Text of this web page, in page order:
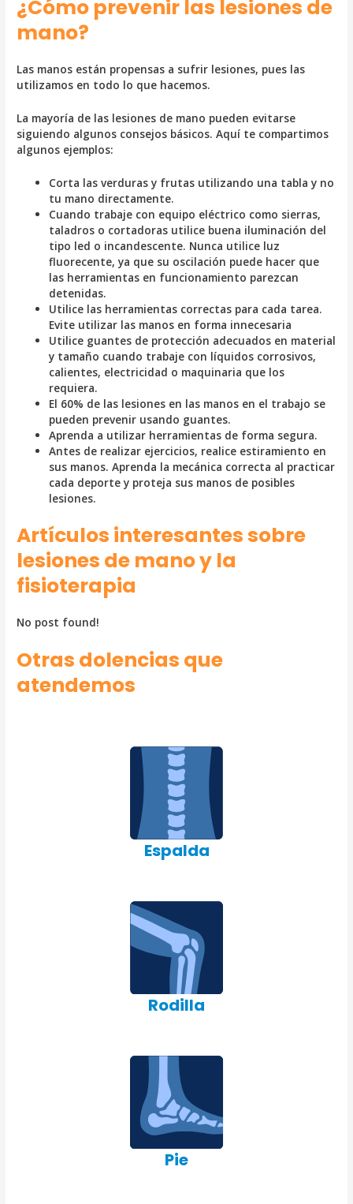
¿Cómo prevenir las lesiones de
mano?
Las manos están propensas a sufrir lesiones, pues las
utilizamos en todo lo que hacemos.
La mayoría de las lesiones de mano pueden evitarse
siguiendo algunos consejos básicos. Aquí te compartimos
algunos ejemplos:
Corta las verduras y frutas utilizando una tabla y no
tu mano directamente.
Cuando trabaje con equipo eléctrico como sierras,
taladros o cortadoras utilice buena iluminación del
tipo led o incandescente. Nunca utilice luz
fluorecente, ya que su oscilación puede hacer que
las herramientas en funcionamiento parezcan
detenidas.
Utilice las herramientas correctas para cada tarea.
Evite utilizar las manos en forma innecesaria
Utilice guantes de protección adecuados en material
y tamaño cuando trabaje con líquidos corrosivos,
calientes, electricidad o maquinaria que los
requiera.
El 60% de las lesiones en las manos en el trabajo se
pueden prevenir usando guantes.
Aprenda a utilizar herramientas de forma segura.
Antes de realizar ejercicios, realice estiramiento en
sus manos. Aprenda la mecánica correcta al practicar
cada deporte y proteja sus manos de posibles
lesiones.
Artículos interesantes sobre
lesiones de mano y la
fisioterapia
No post found!
Otras dolencias que
atendemos
Espalda
Rodilla
Pie